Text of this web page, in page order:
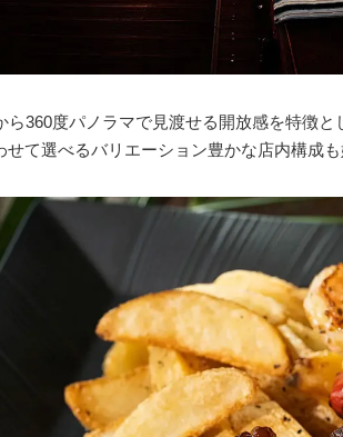
360度パノラマで見渡せる開放感を特徴と
て選べるバリエーション豊かな店内構成も